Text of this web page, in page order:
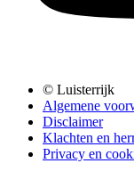
© Luisterrijk
Algemene
Disclaimer
Klachten en
Privacy en